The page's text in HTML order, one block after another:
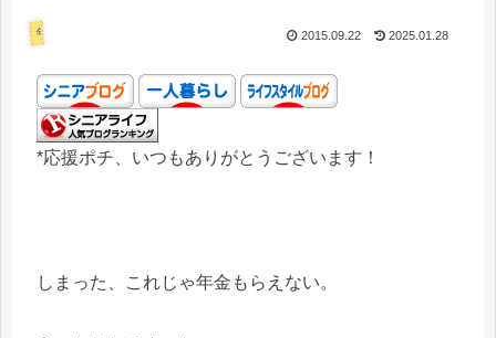
年金・お金 2015.09.22 2025.01.28
*応援ポチ、いつもありがとうございます！
しまった、これじゃ年金もらえない。